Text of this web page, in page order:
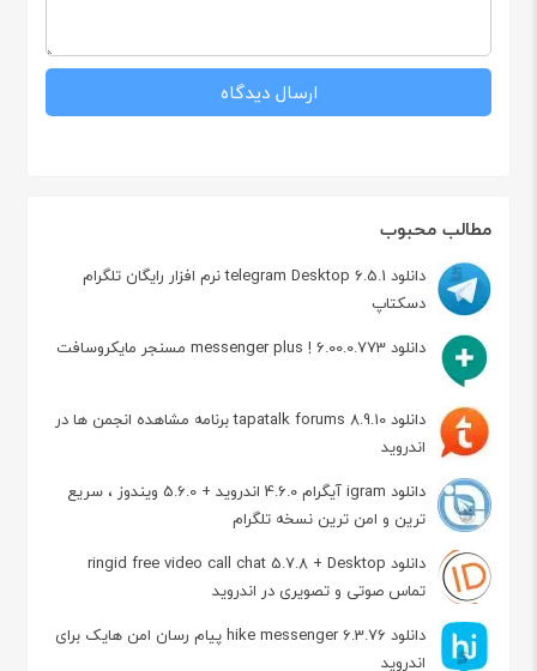
مطالب محبوب
دانلود telegram Desktop 6.5.1 نرم افزار رایگان تلگرام
دسکتاپ
دانلود messenger plus ! 6.00.0.773 مسنجر مایکروسافت
دانلود tapatalk forums 8.9.10 برنامه مشاهده انجمن ها در
اندروید
دانلود igram آیگرام 4.6.0 اندروید + 5.6.0 ویندوز ، سریع
ترین و امن ترین نسخه تلگرام
دانلود ringid free video call chat 5.7.8 + Desktop
تماس صوتی و تصویری در اندروید
دانلود hike messenger 6.3.76 پیام‌ رسان‌ امن هایک برای
اندروید